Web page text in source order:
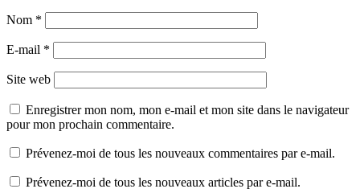
Nom *
E-mail *
Site web
Enregistrer mon nom, mon e-mail et mon site dans le navigateur
pour mon prochain commentaire.
Prévenez-moi de tous les nouveaux commentaires par e-mail.
Prévenez-moi de tous les nouveaux articles par e-mail.